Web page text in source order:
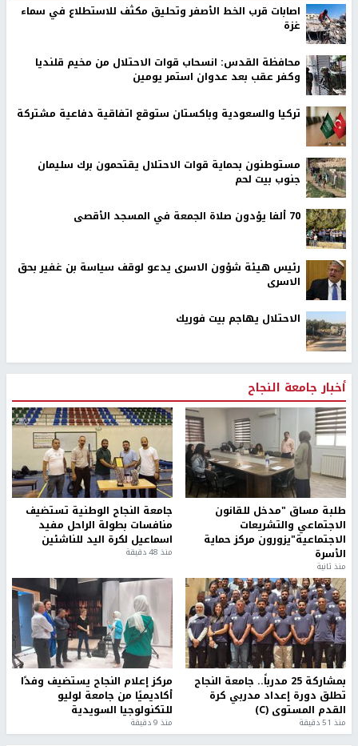
اصابات قرب الخط الأصفر وتحليق مكثف للاستطلاع في سماء
غزة
محافظة القدس: انسحاب قوات الاحتلال من مخيم قلنديا
وكفر عقب بعد عدوان استمر يومين
تركيا والسعودية وباكستان ستوقع اتفاقية دفاعية مشتركة
مستوطنون بحماية قوات الاحتلال يقتحمون برك سليمان
جنوب بيت لحم
70 ألفا يؤدون صلاة الجمعة في المسجد الأقصى
رئيس هيئة شؤون الاسرى يدعو لوقف سياسة بن غفير بحق
الاسرى
الاحتلال يهاجم بيت فوريك
أخبار جامعة النجاح
طلبة مساق "مدخل للقانون
الاجتماعي والتشريعات
الاجتماعية"يزورون مركز حماية
الأسرة
منذ ثانية
جامعة النجاح الوطنية تستضيف
منافسات بطولة الراحل مفيد
اسماعيل لكرة اليد للناشئين
منذ 48 دقيقة
بمشاركة 25 مدرباً.. جامعة النجاح
تطلق دورة إعداد مدربي كرة
القدم المستوى (C)
منذ 51 دقيقة
مركز إعلام النجاح يستضيف وفدًا
أكاديميًا من جامعة لوليو
للتكنولوجيا السويدية
منذ 9 دقيقة